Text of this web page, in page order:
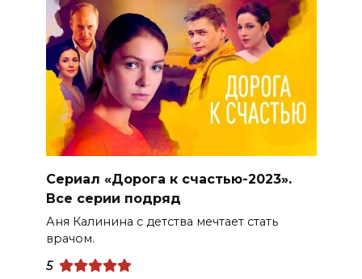
Сериал «Дорога к счастью-2023».
Все серии подряд
Аня Калинина с детства мечтает стать
врачом.
5